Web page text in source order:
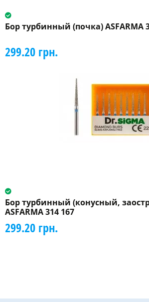
Бор турбинный (почка) ASFARMA
299.20 грн.
Бор турбинный (конусный,
ASFARMA 314 167
299.20 грн.